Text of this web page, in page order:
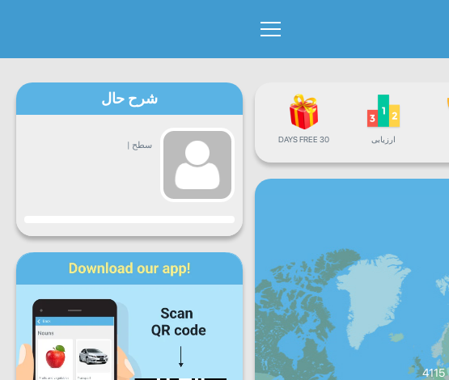
ارزیابی 30 DAYS FREE
4115
شرح حال
سطح |
پیشرفت
دوشنبه سه پنجشنبه
جمعه شنبه